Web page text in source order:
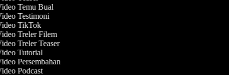
Temu Bual
Testimoni
TikTok
Treler Filem
Treler Teaser
Tutorial
Persembahan
Podcast